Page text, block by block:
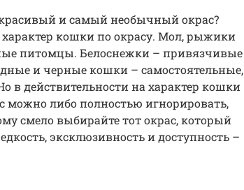
и самый необычный окрас?
кошки по окрасу. Мол, рыжики
питомцы. Белоснежки – привязчивые
и черные кошки – самостоятельные,
в действительности на характер кошки
можно либо полностью игнорировать,
смело выбирайте тот окрас, который
эксклюзивность и доступность –